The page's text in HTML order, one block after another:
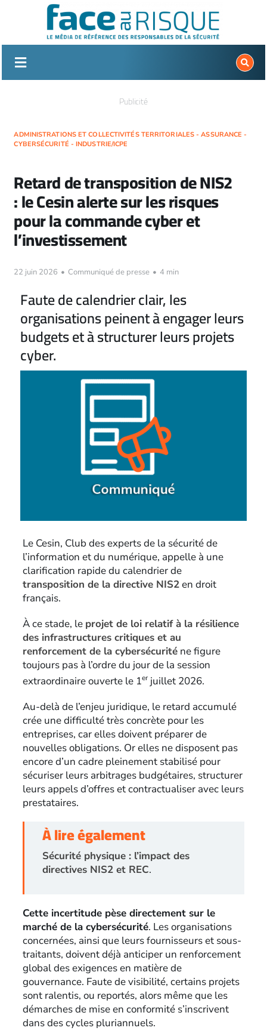
Publicité
ADMINISTRATIONS ET COLLECTIVITÉS TERRITORIALES - ASSURANCE -
CYBERSÉCURITÉ - INDUSTRIE/ICPE
Retard de transposition de NIS2
: le Cesin alerte sur les risques
pour la commande cyber et
l’investissement
22 juin 2026 • Communiqué de presse • 4 min
Faute de calendrier clair, les
organisations peinent à engager leurs
budgets et à structurer leurs projets
cyber.
Le Cesin, Club des experts de la sécurité de
l’information et du numérique, appelle à une
clarification rapide du calendrier de
transposition de la directive NIS2en droit
français.
À ce stade, le projet de loi relatif à la résilience
des infrastructures critiques et au
renforcement de la cybersécuriténe figure
toujours pas à l’ordre du jour de la session
extraordinaire ouverte le 1erjuillet 2026.
Au-delà de l’enjeu juridique, le retard accumulé
crée une difficulté très concrète pour les
entreprises, car elles doivent préparer de
nouvelles obligations. Or elles ne disposent pas
encore d’un cadre pleinement stabilisé pour
sécuriser leurs arbitrages budgétaires, structurer
leurs appels d’offres et contractualiser avec leurs
prestataires.
À lire également
Sécurité physique : l’impact des
directives NIS2 et REC.
Cette incertitude pèse directement sur le
marché de la cybersécurité. Les organisations
concernées, ainsi que leurs fournisseurs et sous-
traitants, doivent déjà anticiper un renforcement
global des exigences en matière de
gouvernance. Faute de visibilité, certains projets
sont ralentis, ou reportés, alors même que les
démarches de mise en conformité s’inscrivent
dans des cycles pluriannuels.